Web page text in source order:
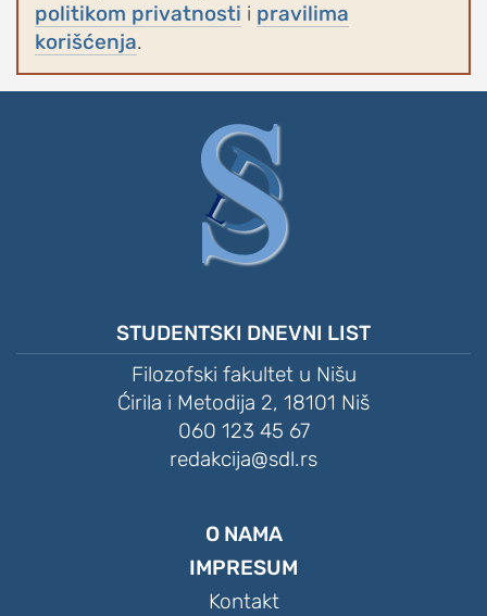
politikom privatnosti i pravilima
korišćenja.
STUDENTSKI DNEVNI LIST
Filozofski fakultet u Nišu
Ćirila i Metodija 2, 18101 Niš
060 123 45 67
redakcija@sdl.rs
O NAMA
IMPRESUM
Kontakt